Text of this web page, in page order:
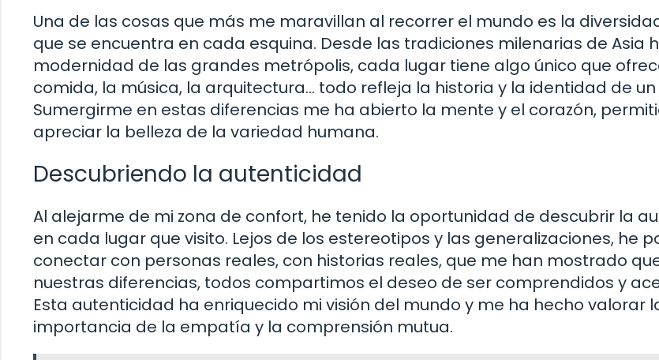
Una de las cosas que más me maravillan al recorrer el mundo es la
que se encuentra en cada esquina. Desde las tradiciones milenarias de Asia
modernidad de las grandes metrópolis, cada lugar tiene algo único que
comida, la música, la arquitectura… todo refleja la historia y la identidad de un
Sumergirme en estas diferencias me ha abierto la mente y el corazón,
apreciar la belleza de la variedad humana.
Descubriendo la autenticidad
Al alejarme de mi zona de confort, he tenido la oportunidad de descubrir la
en cada lugar que visito. Lejos de los estereotipos y las generalizaciones, he
conectar con personas reales, con historias reales, que me han mostrado
nuestras diferencias, todos compartimos el deseo de ser comprendidos y
Esta autenticidad ha enriquecido mi visión del mundo y me ha hecho valorar
importancia de la empatía y la comprensión mutua.